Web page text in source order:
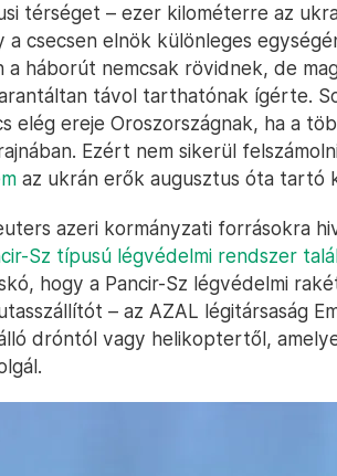
térséget – ezer kilométerre az
csecsen elnök különleges
a háborút nemcsak rövidnek, de
távol tarthatónak ígérte.
elég ereje Oroszországnak, ha a
Ezért nem sikerül
az ukrán erők augusztus óta tartó
azeri kormányzati forrásokra
Sz típusú légvédelmi rendszer
hogy a Pancir-Sz légvédelmi
– az AZAL légitársaság
dróntól vagy helikoptertől,